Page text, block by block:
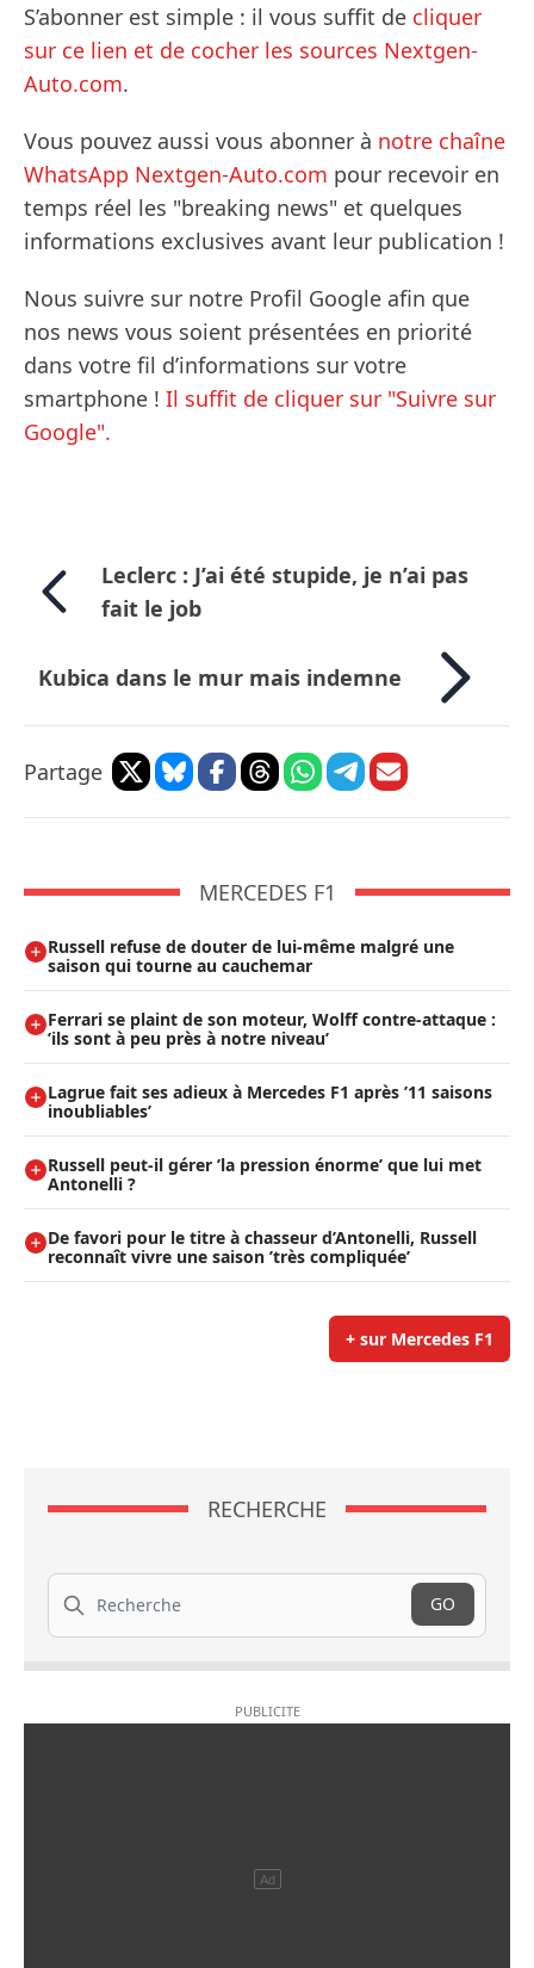
S’abonner est simple : il vous suffit de cliquer
sur ce lien et de cocher les sources Nextgen-
Auto.com.
Vous pouvez aussi vous abonner à notre chaîne
WhatsApp Nextgen-Auto.com pour recevoir en
temps réel les "breaking news" et quelques
informations exclusives avant leur publication !
Nous suivre sur notre Profil Google afin que
nos news vous soient présentées en priorité
dans votre fil d’informations sur votre
smartphone ! Il suffit de cliquer sur "Suivre sur
Google".
Leclerc : J’ai été stupide, je n’ai pas
fait le job
Kubica dans le mur mais indemne
Partage
MERCEDES F1
Russell refuse de douter de lui-même malgré une
saison qui tourne au cauchemar
Ferrari se plaint de son moteur, Wolff contre-attaque :
’ils sont à peu près à notre niveau’
Lagrue fait ses adieux à Mercedes F1 après ’11 saisons
inoubliables’
Russell peut-il gérer ’la pression énorme’ que lui met
Antonelli ?
De favori pour le titre à chasseur d’Antonelli, Russell
reconnaît vivre une saison ’très compliquée’
+ sur Mercedes F1
RECHERCHE
Recherche
GO